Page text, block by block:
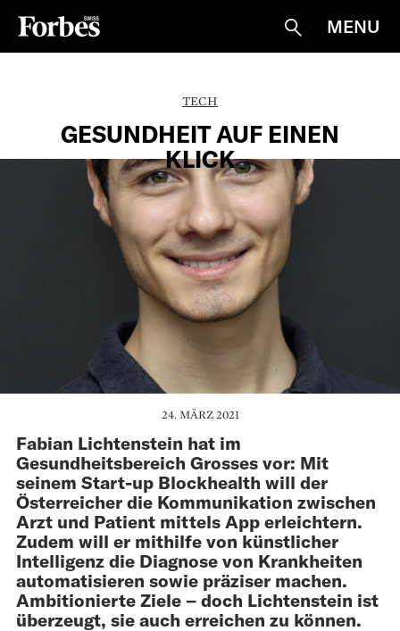
Suche
MENU
TECH
GESUNDHEIT AUF EINEN
KLICK
24. MÄRZ 2021
Fabian Lichtenstein hat im
Gesundheitsbereich Grosses vor: Mit
seinem Start-up Blockhealth will der
Österreicher die Kommunikation zwischen
Arzt und Patient mittels App erleichtern.
Zudem will er mithilfe von künstlicher
Intelligenz die Diagnose von Krankheiten
automatisieren sowie präziser machen.
Ambitionierte Ziele – doch Lichtenstein ist
überzeugt, sie auch erreichen zu können.